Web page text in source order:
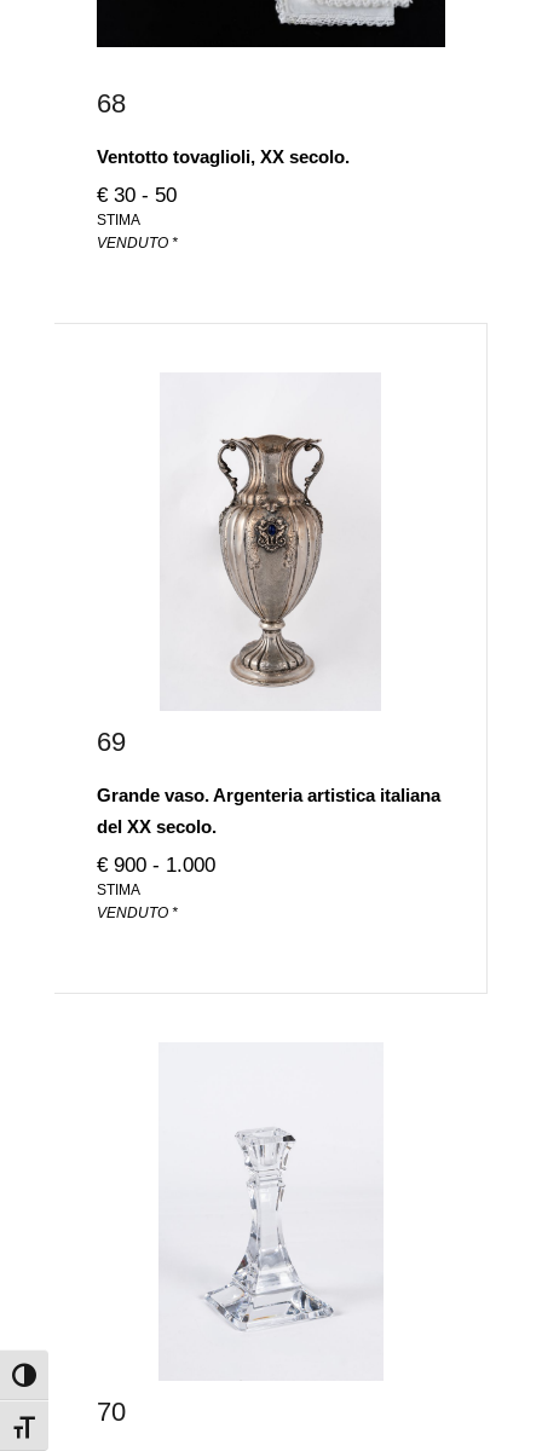
Attiva/disattiva alto contrasto
Attiva/disattiva dimensione testo
68
Ventotto tovaglioli, XX secolo.
€ 30 - 50
STIMA
VENDUTO *
69
Grande vaso. Argenteria artistica italiana
del XX secolo.
€ 900 - 1.000
STIMA
VENDUTO *
70